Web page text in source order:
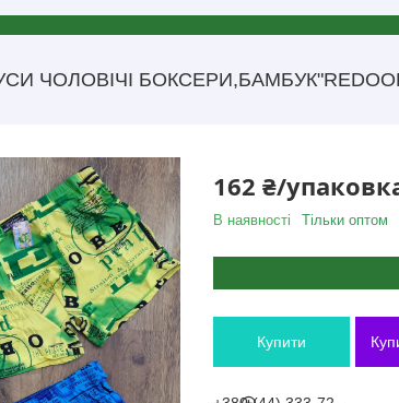
ЧОЛОВІЧІ
162 ₴/
В наявності Тільки оптом
Купити